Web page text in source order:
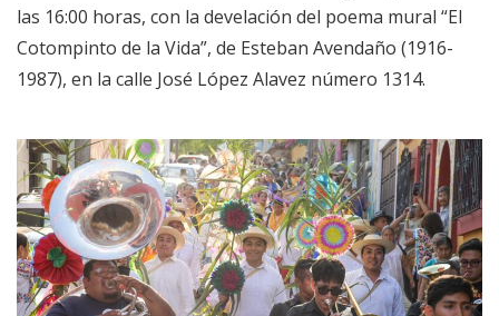
las 16:00 horas, con la develación del poema mural “El
Cotompinto de la Vida”, de Esteban Avendaño (1916-
1987), en la calle José López Alavez número 1314.